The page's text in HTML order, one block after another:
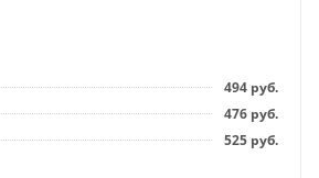
494 руб.
476 руб.
525 руб.